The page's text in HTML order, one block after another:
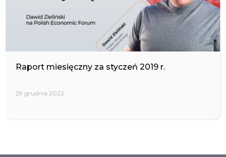
Raport miesięczny za styczeń 2019 r.
29 grudnia 2022